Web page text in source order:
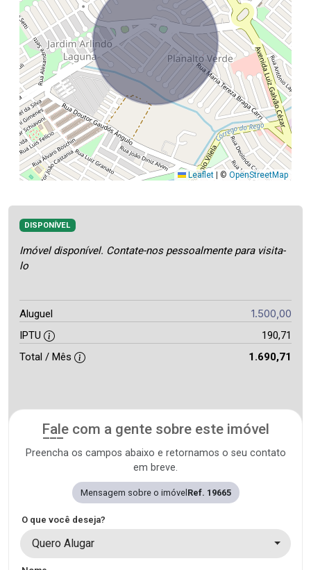
Leaflet | © OpenStreetMap
DISPONÍVEL
Imóvel disponível. Contate-nos pessoalmente para visita-
lo
Aluguel 1.500,00
IPTU
190,71
Total / Mês
1.690,71
Fale com a gente sobre este imóvel
Preencha os campos abaixo e retornamos o seu contato
em breve.
Mensagem sobre o imóvelRef. 19665
O que você deseja?
Quero Alugar